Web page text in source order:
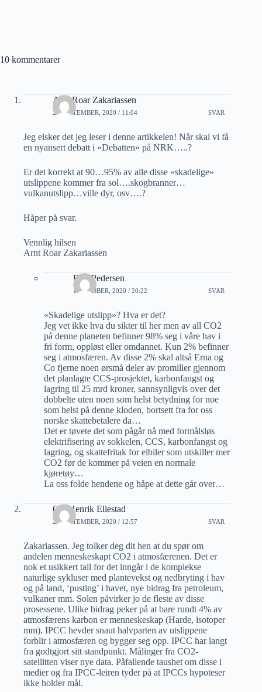
10 kommentarer
Arnt Roar Zakariassen
28 SEPTEMBER, 2020 / 11:04 SVAR
Jeg elsker det jeg leser i denne artikkelen! Når skal vi få
en nyansert debatt i «Debatten» på NRK…..?
Er det korrekt at 90…95% av alle disse «skadelige»
utslippene kommer fra sol….skogbranner…
vulkanutslipp…ville dyr, osv….?
Håper på svar.
Vennlig hilsen
Arnt Roar Zakariassen
Erik Pedersen
1 OKTOBER, 2020 / 20:22 SVAR
«Skadelige utslipp»? Hva er det?
Jeg vet ikke hva du sikter til her men av all CO2
på denne planeten befinner 98% seg i våre hav i
fri form, oppløst eller omdannet. Kun 2% befinner
seg i atmosfæren. Av disse 2% skal altså Erna og
Co fjerne noen ørsmå deler av promiller gjennom
det planlagte CCS-prosjektet, karbonfangst og
lagring til 25 mrd kroner, sannsynligvis over det
dobbelte uten noen som helst betydning for noe
som helst på denne kloden, bortsett fra for oss
norske skattebetalere da…
Det er tøvete det som pågår nå med formålsløs
elektrifisering av sokkelen, CCS, karbonfangst og
lagring, og skattefritak for elbiler som utskiller mer
CO2 før de kommer på veien en normale
kjøretøy…
La oss folde hendene og håpe at dette går over…
Ole Henrik Ellestad
28 SEPTEMBER, 2020 / 12:57 SVAR
Zakariassen. Jeg tolker deg dit hen at du spør om
andelen menneskeskapt CO2 i atmosfærenen. Det er
nok et usikkert tall for det inngår i de komplekse
naturlige sykluser med plantevekst og nedbryting i hav
og på land, ‘pusting’ i havet, nye bidrag fra petroleum,
vulkaner mm. Solen påvirker jo de fleste av disse
prosessene. Ulike bidrag peker på at bare rundt 4% av
atmosfærens karbon er menneskeskap (Harde, isotoper
mm). IPCC hevder snaut halvparten av utslippene
forblir i atmosfæren og bygger seg opp. IPCC har langt
fra godtgjort sitt standpunkt. Målinger fra CO2-
satellitten viser nye data. Påfallende taushet om disse i
medier og fra IPCC-leiren tyder på at IPCCs hypoteser
ikke holder mål.